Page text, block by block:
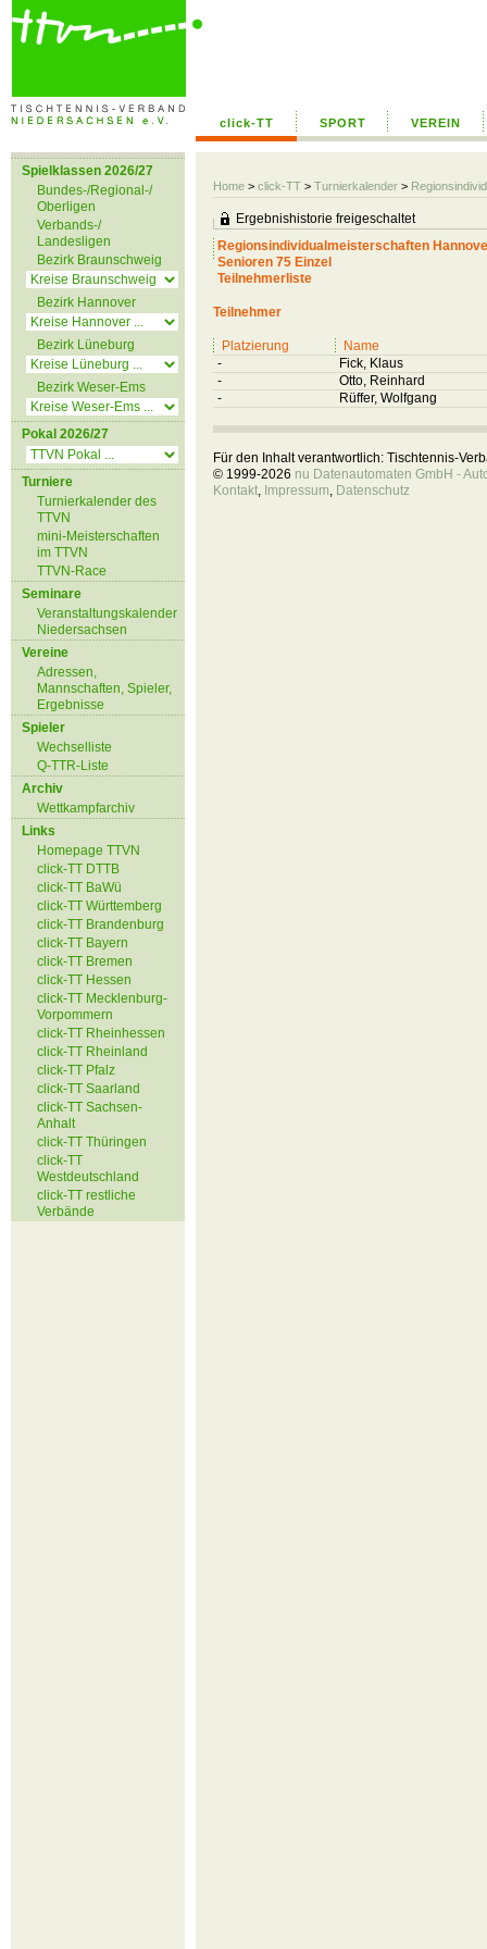
click-TT SPORT VEREIN
Home > click-TT > Turnierkalender >
Spielklassen 2026/27
Bundes-/Regional-/
Oberligen
Verbands-/
Landesligen
Bezirk Braunschweig
Bezirk Hannover
Bezirk Lüneburg
Bezirk Weser-Ems
Pokal 2026/27
Turniere
Turnierkalender des
TTVN
mini-Meisterschaften
im TTVN
TTVN-Race
Seminare
Veranstaltungskalender
Niedersachsen
Vereine
Adressen,
Mannschaften, Spieler,
Ergebnisse
Spieler
Wechselliste
Q-TTR-Liste
Archiv
Wettkampfarchiv
Links
Homepage TTVN
click-TT DTTB
click-TT BaWü
click-TT Württemberg
click-TT Brandenburg
click-TT Bayern
click-TT Bremen
click-TT Hessen
click-TT Mecklenburg-
Vorpommern
click-TT Rheinhessen
click-TT Rheinland
click-TT Pfalz
click-TT Saarland
click-TT Sachsen-
Anhalt
click-TT Thüringen
click-TT
Westdeutschland
click-TT restliche
Verbände
Ergebnishistorie freigeschaltet
Regionsindividualmeisterschaften
Senioren 75 Einzel
Teilnehmerliste
Teilnehmer
Platzierung
Name
-
Fick, Klaus
-
Otto, Reinhard
-
Rüffer, Wolfgang
Für den Inhalt verantwortlich: Tischtennis-
© 1999-2026 nu Datenautomaten GmbH -
Kontakt, Impressum, Datenschutz